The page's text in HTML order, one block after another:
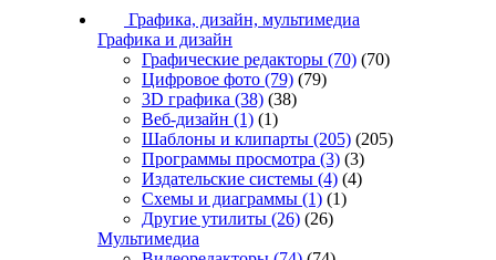
Графика, дизайн, мультимедиа
Графика и дизайн
Графические редакторы (70) (70)
Цифровое фото (79) (79)
3D графика (38) (38)
Веб-дизайн (1) (1)
Шаблоны и клипарты (205) (205)
Программы просмотра (3) (3)
Издательские системы (4) (4)
Схемы и диаграммы (1) (1)
Другие утилиты (26) (26)
Мультимедиа